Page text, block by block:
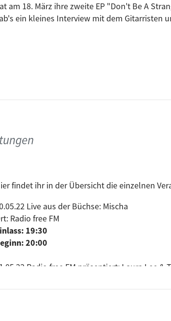
am 18. März ihre zweite EP "Don't Be A
ein kleines Interview mit dem Gitarristen
findet ihr in der Übersicht die einzelnen
Live aus der Büchse: Mischa
Radio free FM
19:30
20:00
Radio free FM präsentiert: Laura Lee &